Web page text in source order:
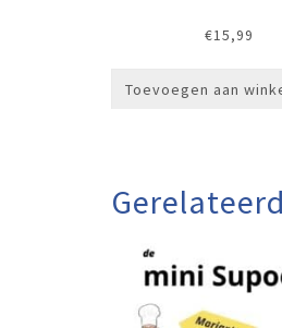
€15,99
Toevoegen aan